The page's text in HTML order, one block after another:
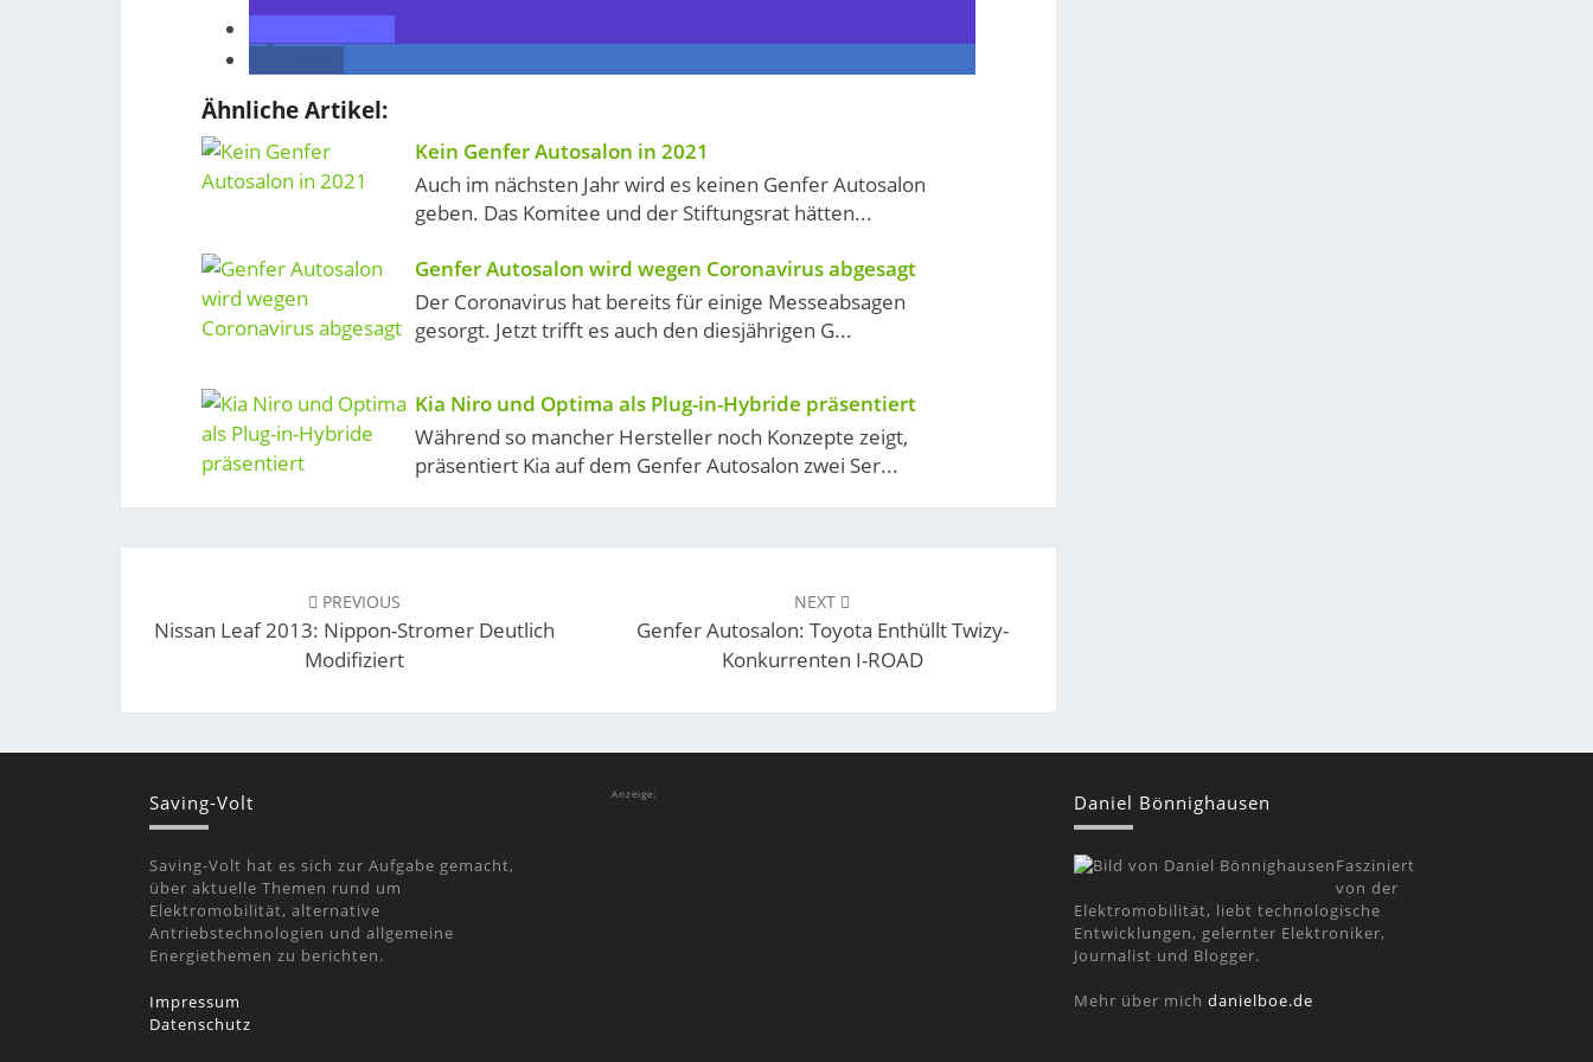
Ähnliche Artikel:
Kein Genfer Autosalon in 2021
Auch im nächsten Jahr wird es keinen Genfer Autosalon
geben. Das Komitee und der Stiftungsrat hätten...
Genfer Autosalon wird wegen Coronavirus abgesagt
Der Coronavirus hat bereits für einige Messeabsagen
gesorgt. Jetzt trifft es auch den diesjährigen G...
Kia Niro und Optima als Plug-in-Hybride präsentiert
Während so mancher Hersteller noch Konzepte zeigt,
präsentiert Kia auf dem Genfer Autosalon zwei Ser...
Post
PREVIOUS
Nissan Leaf 2013: Nippon-Stromer Deutlich
Modifiziert
NEXT
Genfer Autosalon: Toyota Enthüllt Twizy-
Konkurrenten I-ROAD
Saving-Volt
Saving-Volt hat es sich zur Aufgabe gemacht,
über aktuelle Themen rund um
Elektromobilität, alternative
Antriebstechnologien und allgemeine
Energiethemen zu berichten.
Impressum
Datenschutz
Anzeige: Daniel Bönnighausen
Fasziniert
von der
Elektromobilität, liebt technologische
Entwicklungen, gelernter Elektroniker,
Journalist und Blogger.
Mehr über mich danielboe.de